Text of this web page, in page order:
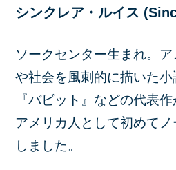
シンクレア・ルイス
ソークセンター生まれ。
や社会を風刺的に描いた小
『バビット』などの代表
アメリカ人として初めて
しました。